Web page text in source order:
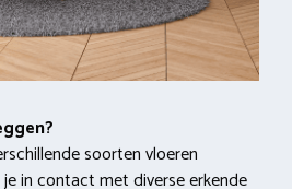
soorten vloeren
in contact met diverse erkende